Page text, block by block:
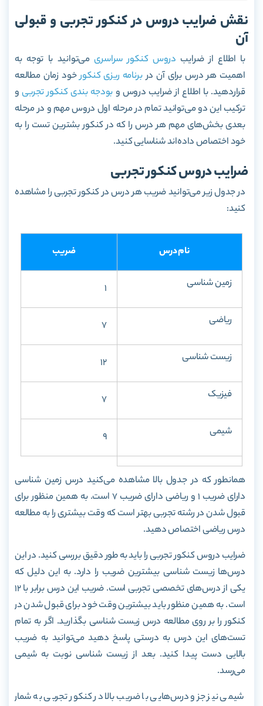
نقش ضرایب دروس در کنکور تجربی و قبولی
آن
با اطلاع از ضرایب دروس کنکور سراسریمی‌توانید با توجه به
اهمیت هر درس برای آن دربرنامه ریزی کنکورخود زمان مطالعه
قراردهید. با اطلاع از ضرایب دروس و بودجه بندی کنکور تجربیو
ترکیب این دو می‌توانید تمام در مرحله اول دروس مهم و در مرحله
بعدی بخش‌های مهم هر درس را که در کنکور بشترین تست را به
خود اختصاص داده‌اند شناسایی کنید.
ضرایب دروس کنکور تجربی
در جدول زیر می‌توانید ضریب هر درس در کنکور تجربی را مشاهده
کنید:
نام درس ضریب
زمین شناسی 1
ریاضی 7
زیست شناسی 12
فیزیک 7
شیمی 9
همانطور که در جدول بالا مشاهده می‌کنید درس زمین شناسی
دارای ضریب 1 و ریاضی دارای ضریب 7 است. به همین منظور برای
قبول شدن در رشته تجربی بهتر است که وقت بیشتری را به مطالعه
درس ریاضی اختصاص دهید.
ضرایب دروس کنکور تجربی را باید به طور دقیق بررسی کنید. در این
درس‌ها زیست شناسی بیشترین ضریب را دارد. به این دلیل که
یکی از درس‌های تخصصی تجربی است. ضریب این درس برابر با 12
است. به همین منظور باید بیشترین وقت خود برای قبول شدن در
کنکور را بر روی مطالعه درس زیست شناسی بگذارید. اگر به تمام
تست‌های این درس به درستی پاسخ دهید می‌توانید به ضریب
بالایی دست پیدا کنید. بعد از زیست شناسی نوبت به شیمی
می‌رسد.
شیمی نیز جزو درس‌هایی با ضریب بالا در کنکور تجربی به شمار